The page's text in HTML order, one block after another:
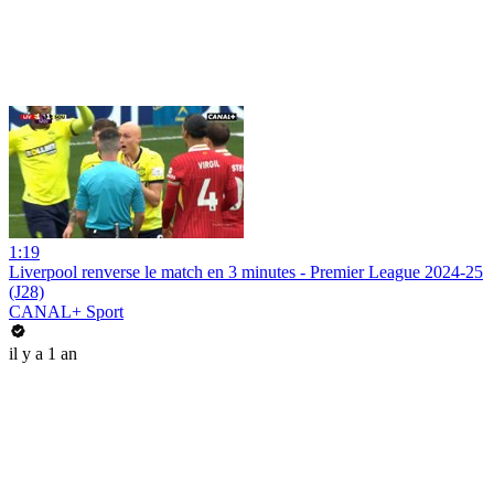
1:19
Liverpool renverse le match en 3 minutes - Premier League 2024-25
(J28)
CANAL+ Sport
il y a 1 an